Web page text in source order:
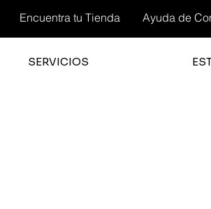
Encuentra tu Tienda Ayuda de
SERVICIOS